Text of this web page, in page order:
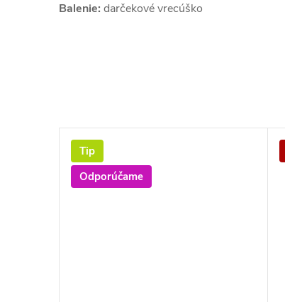
Balenie: darčekové vrecúško
Tip
Odporúčame